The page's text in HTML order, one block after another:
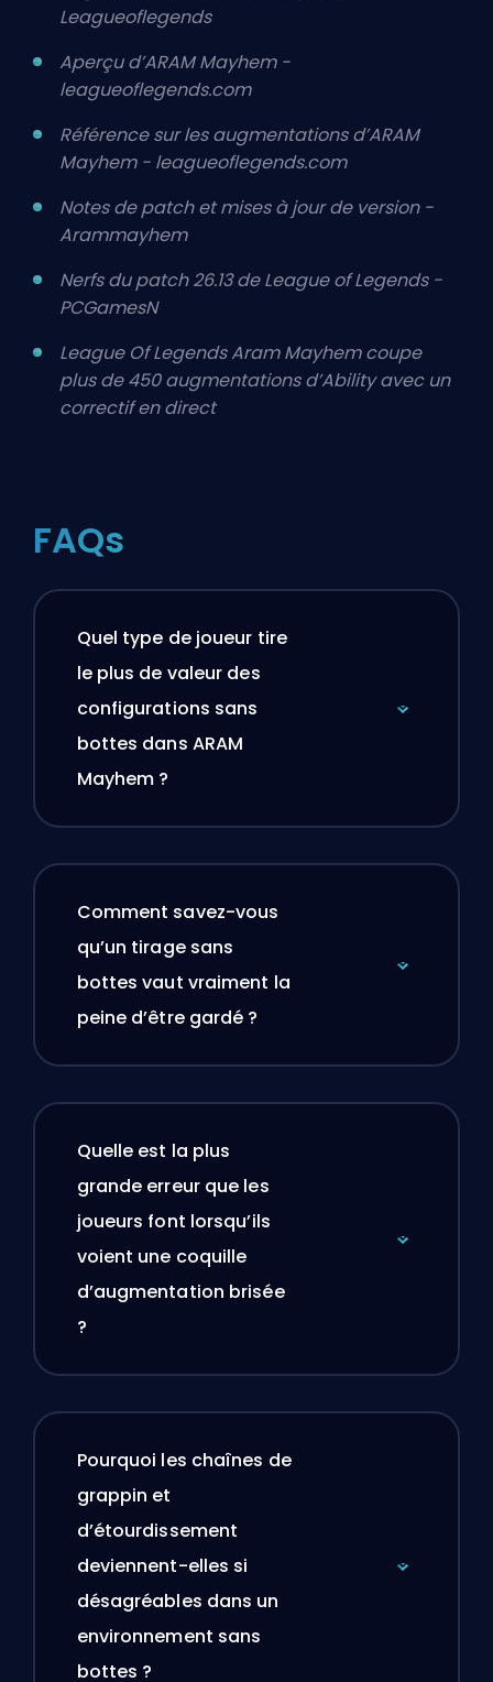
Leagueoflegends
Aperçu d’ARAM Mayhem -
leagueoflegends.com
Référence sur les augmentations d’ARAM
Mayhem - leagueoflegends.com
Notes de patch et mises à jour de version -
Arammayhem
Nerfs du patch 26.13 de League of Legends -
PCGamesN
League Of Legends Aram Mayhem coupe
plus de 450 augmentations d’Ability avec un
correctif en direct
FAQs
Quel type de joueur tire
le plus de valeur des
configurations sans
bottes dans ARAM
Mayhem ?
Comment savez-vous
qu’un tirage sans
bottes vaut vraiment la
peine d’être gardé ?
Quelle est la plus
grande erreur que les
joueurs font lorsqu’ils
voient une coquille
d’augmentation brisée
?
Pourquoi les chaînes de
grappin et
d’étourdissement
deviennent-elles si
désagréables dans un
environnement sans
bottes ?